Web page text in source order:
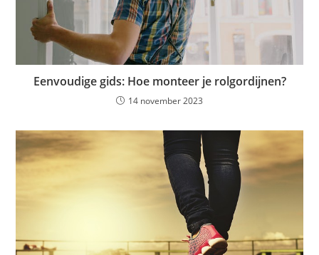
Eenvoudige gids: Hoe monteer je rolgordijnen?
14 november 2023